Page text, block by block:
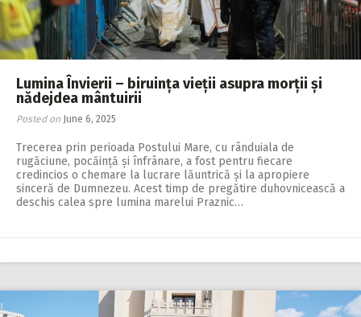
Lumina Învierii – biruința vieții asupra morții și
nădejdea mântuirii
Posted on June 6, 2025
Trecerea prin perioada Postului Mare, cu rânduiala de
rugăciune, pocăință și înfrânare, a fost pentru fiecare
credincios o chemare la lucrare lăuntrică și la apropiere
sinceră de Dumnezeu. Acest timp de pregătire duhovnicească a
deschis calea spre lumina marelui Praznic…